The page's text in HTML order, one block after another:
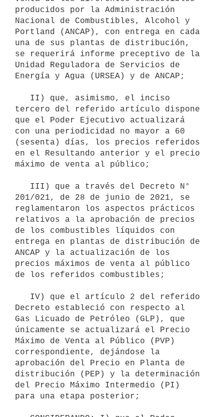
producidos por la Administración
Nacional de Combustibles, Alcohol y
Portland (ANCAP), con entrega en cada
una de sus plantas de distribución,
se requerirá informe preceptivo de la
Unidad Reguladora de Servicios de
Energía y Agua (URSEA) y de ANCAP;
tercero del referido artículo dispone
que el Poder Ejecutivo actualizará
con una periodicidad no mayor a 60
(sesenta) días, los precios referidos
en el Resultando anterior y el precio
máximo de venta al público;
201/021, de 28 de junio de 2021, se
reglamentaron los aspectos prácticos
relativos a la aprobación de precios
de los combustibles líquidos con
entrega en plantas de distribución de
ANCAP y la actualización de los
precios máximos de venta al público
de los referidos combustibles;
Decreto estableció con respecto al
Gas Licuado de Petróleo (GLP), que
únicamente se actualizará el Precio
Máximo de Venta al Público (PVP)
correspondiente, dejándose la
aprobación del Precio en Planta de
distribución (PEP) y la determinación
del Precio Máximo Intermedio (PI)
para una etapa posterior;